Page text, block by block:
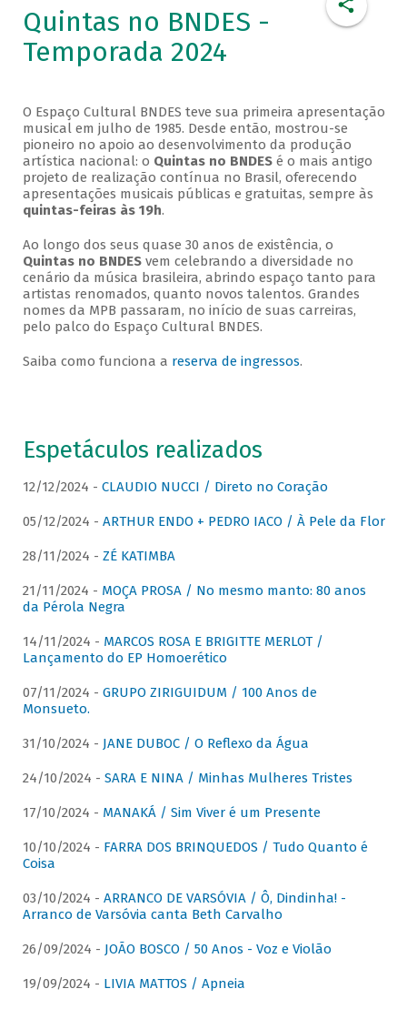
Quintas no BNDES -
Temporada 2024
O Espaço Cultural BNDES teve sua primeira apresentação
musical em julho de 1985. Desde então, mostrou-se
pioneiro no apoio ao desenvolvimento da produção
artística nacional: o Quintas no BNDESé o mais antigo
projeto de realização contínua no Brasil, oferecendo
apresentações musicais públicas e gratuitas, sempre às
quintas-feiras às 19h.
Ao longo dos seus quase 30 anos de existência, o
Quintas no BNDESvem celebrando a diversidade no
cenário da música brasileira, abrindo espaço tanto para
artistas renomados, quanto novos talentos. Grandes
nomes da MPB passaram, no início de suas carreiras,
pelo palco do Espaço Cultural BNDES.
Saiba como funciona a reserva de ingressos.
Espetáculos realizados
12/12/2024 - CLAUDIO NUCCI / Direto no Coração
05/12/2024 - ARTHUR ENDO + PEDRO IACO / À Pele da Flor
28/11/2024 - ZÉ KATIMBA
21/11/2024 - MOÇA PROSA / No mesmo manto: 80 anos
da Pérola Negra
14/11/2024 - MARCOS ROSA E BRIGITTE MERLOT /
Lançamento do EP Homoerético
07/11/2024 - GRUPO ZIRIGUIDUM / 100 Anos de
Monsueto.
31/10/2024 - JANE DUBOC / O Reflexo da Água
24/10/2024 - SARA E NINA / Minhas Mulheres Tristes
17/10/2024 - MANAKÁ / Sim Viver é um Presente
10/10/2024 - FARRA DOS BRINQUEDOS / Tudo Quanto é
Coisa
03/10/2024 - ARRANCO DE VARSÓVIA / Ô, Dindinha! -
Arranco de Varsóvia canta Beth Carvalho
26/09/2024 - JOÃO BOSCO / 50 Anos - Voz e Violão
19/09/2024 - LIVIA MATTOS / Apneia